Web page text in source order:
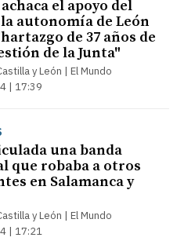
el apoyo del
la autonomía de León
de 37 años de
de la Junta"
y León | El Mundo
| 17:39
una banda
que robaba a otros
en Salamanca y
y León | El Mundo
| 17:21